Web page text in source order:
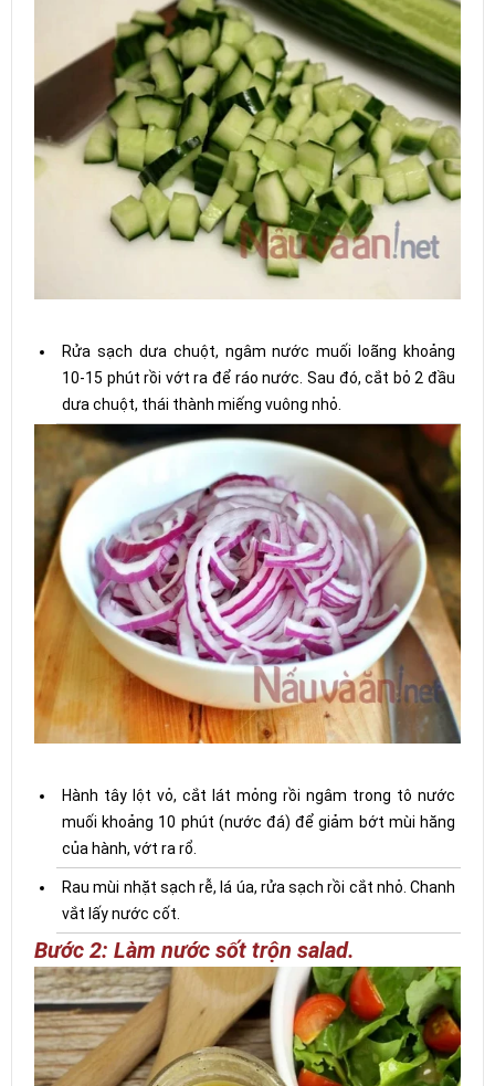
Rửa sạch dưa chuột, ngâm nước muối loãng khoảng
10-15 phút rồi vớt ra để ráo nước. Sau đó, cắt bỏ 2 đầu
dưa chuột, thái thành miếng vuông nhỏ.
Hành tây lột vỏ, cắt lát mỏng rồi ngâm trong tô nước
muối khoảng 10 phút (nước đá) để giảm bớt mùi hăng
của hành, vớt ra rổ.
Rau mùi nhặt sạch rễ, lá úa, rửa sạch rồi cắt nhỏ. Chanh
vắt lấy nước cốt.
Bước 2: Làm nước sốt trộn salad.